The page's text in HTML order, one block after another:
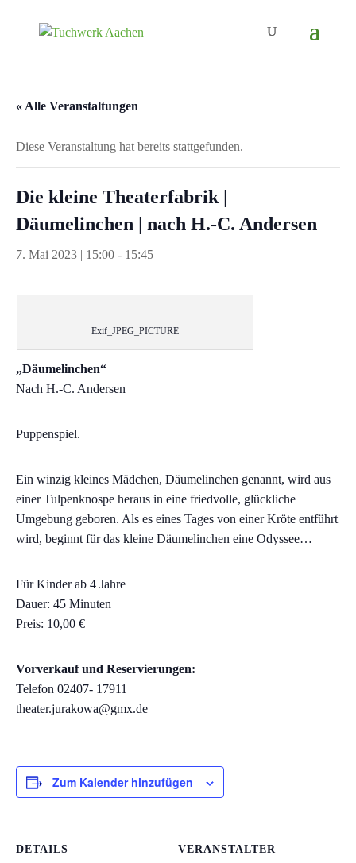
« Alle Veranstaltungen
Diese Veranstaltung hat bereits stattgefunden.
Die kleine Theaterfabrik |
Däumelinchen | nach H.-C. Andersen
7. Mai 2023 | 15:00 - 15:45
Exif_JPEG_PICTURE
„Däumelinchen“
Nach H.-C. Andersen
Puppenspiel.
Ein winzig kleines Mädchen, Däumelinchen genannt, wird aus
einer Tulpenknospe heraus in eine friedvolle, glückliche
Umgebung geboren. Als es eines Tages von einer Kröte entführt
wird, beginnt für das kleine Däumelinchen eine Odyssee…
Für Kinder ab 4 Jahre
Dauer: 45 Minuten
Preis: 10,00 €
Vorverkauf und Reservierungen:
Telefon 02407- 17911
theater.jurakowa@gmx.de
Zum Kalender hinzufügen
DETAILS VERANSTALTER